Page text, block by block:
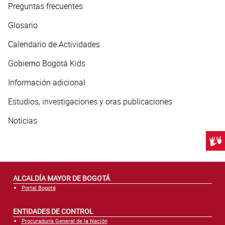
Preguntas frecuentes
Glosario
Calendario de Actividades
Gobierno Bogotá Kids
Información adicional
Estudios, investigaciones y oras publicaciones
Noticias
ALCALDÍA MAYOR DE BOGOTÁ
Portal Bogotá
ENTIDADES DE CONTROL
Procuraduría General de la Nación